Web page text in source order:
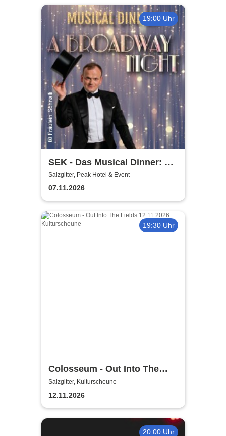
19:00 Uhr
SEK - Das Musical Dinner: A
Broadway Night
Salzgitter, Peak Hotel & Event
07.11.2026
19:30 Uhr
Colosseum - Out Into The
Fields
Salzgitter, Kulturscheune
12.11.2026
20:00 Uhr